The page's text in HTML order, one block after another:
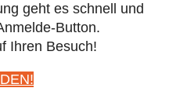
geht es schnell und
Button.
Ihren Besuch!